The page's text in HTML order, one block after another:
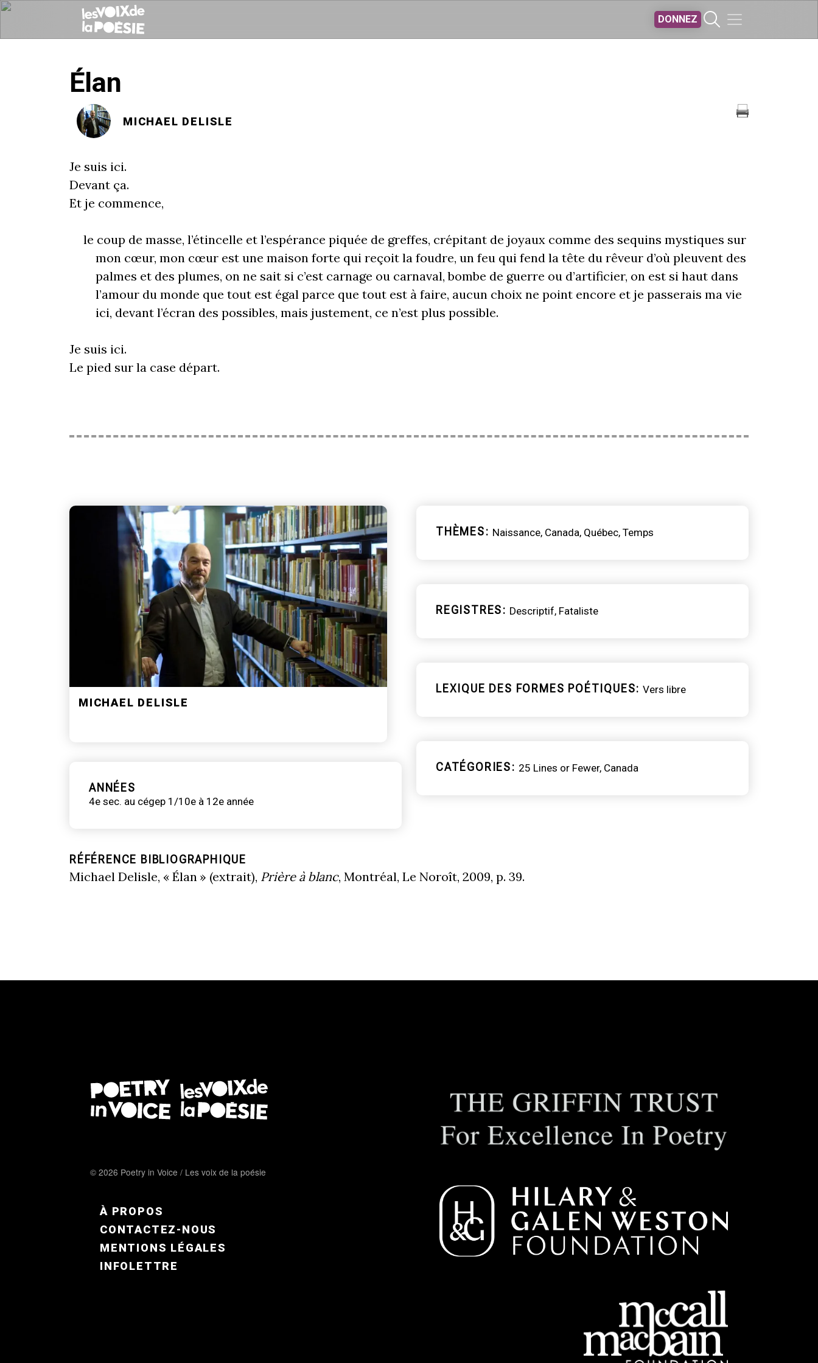
DONNEZ
Élan
MICHAEL DELISLE
Je suis ici.
Devant ça.
Et je commence,
le coup de masse, l’étincelle et l’espérance piquée de greffes, crépitant de joyaux comme des sequins mystiques sur
mon cœur, mon cœur est une maison forte qui reçoit la foudre, un feu qui fend la tête du rêveur d’où pleuvent des
palmes et des plumes, on ne sait si c’est carnage ou carnaval, bombe de guerre ou d’artificier, on est si haut dans
l’amour du monde que tout est égal parce que tout est à faire, aucun choix ne point encore et je passerais ma vie
ici, devant l’écran des possibles, mais justement, ce n’est plus possible.
Je suis ici.
Le pied sur la case départ.
MICHAEL DELISLE
ANNÉES
4e sec. au cégep 1/10e à 12e année
THÈMES Naissance Canada Québec Temps
REGISTRES Descriptif Fataliste
LEXIQUE DES FORMES POÉTIQUES Vers libre
CATÉGORIES 25 Lines or Fewer Canada
RÉFÉRENCE BIBLIOGRAPHIQUE
Michael Delisle, « Élan » (extrait), Prière à blanc, Montréal, Le Noroît, 2009, p. 39.
© 2026 Poetry in Voice / Les voix de la poésie
FOOTER MENU FR
À PROPOS
CONTACTEZ-NOUS
MENTIONS LÉGALES
INFOLETTRE